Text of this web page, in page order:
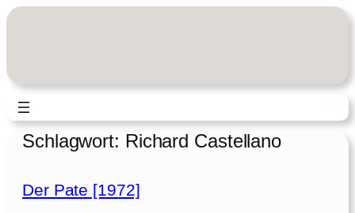
Zum
Schlagwort: Richard Castellano
Der Pate [1972]